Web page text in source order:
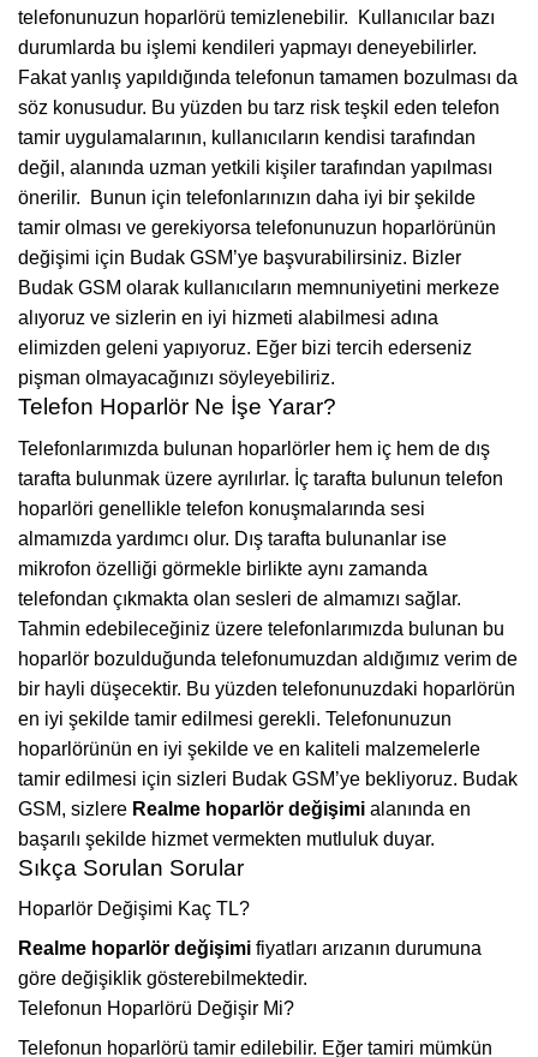
telefonunuzun hoparlörü temizlenebilir.
Kullanıcılar bazı
durumlarda bu işlemi kendileri yapmayı deneyebilirler.
Fakat yanlış yapıldığında telefonun tamamen bozulması da
söz konusudur. Bu yüzden bu tarz risk teşkil eden telefon
tamir uygulamalarının, kullanıcıların kendisi tarafından
değil, alanında uzman yetkili kişiler tarafından yapılması
önerilir.
Bunun için telefonlarınızın daha iyi bir şekilde
tamir olması ve gerekiyorsa telefonunuzun hoparlörünün
değişimi için Budak GSM’ye başvurabilirsiniz. Bizler
Budak GSM olarak kullanıcıların memnuniyetini merkeze
alıyoruz ve sizlerin en iyi hizmeti alabilmesi adına
elimizden geleni yapıyoruz. Eğer bizi tercih ederseniz
pişman olmayacağınızı söyleyebiliriz.
Telefon Hoparlör Ne İşe Yarar?
Telefonlarımızda bulunan hoparlörler hem iç hem de dış
tarafta bulunmak üzere ayrılırlar. İç tarafta bulunun telefon
hoparlöri genellikle telefon konuşmalarında sesi
almamızda yardımcı olur. Dış tarafta bulunanlar ise
mikrofon özelliği görmekle birlikte aynı zamanda
telefondan çıkmakta olan sesleri de almamızı sağlar.
Tahmin edebileceğiniz üzere telefonlarımızda bulunan bu
hoparlör bozulduğunda telefonumuzdan aldığımız verim de
bir hayli düşecektir. Bu yüzden telefonunuzdaki hoparlörün
en iyi şekilde tamir edilmesi gerekli. Telefonunuzun
hoparlörünün en iyi şekilde ve en kaliteli malzemelerle
tamir edilmesi için sizleri Budak GSM’ye bekliyoruz. Budak
GSM, sizlere Realme hoparlör değişimi alanında en
başarılı şekilde hizmet vermekten mutluluk duyar.
Sıkça Sorulan Sorular
Hoparlör Değişimi Kaç TL?
Realme hoparlör değişimi fiyatları arızanın durumuna
göre değişiklik gösterebilmektedir.
Telefonun Hoparlörü Değişir Mi?
Telefonun hoparlörü tamir edilebilir. Eğer tamiri mümkün